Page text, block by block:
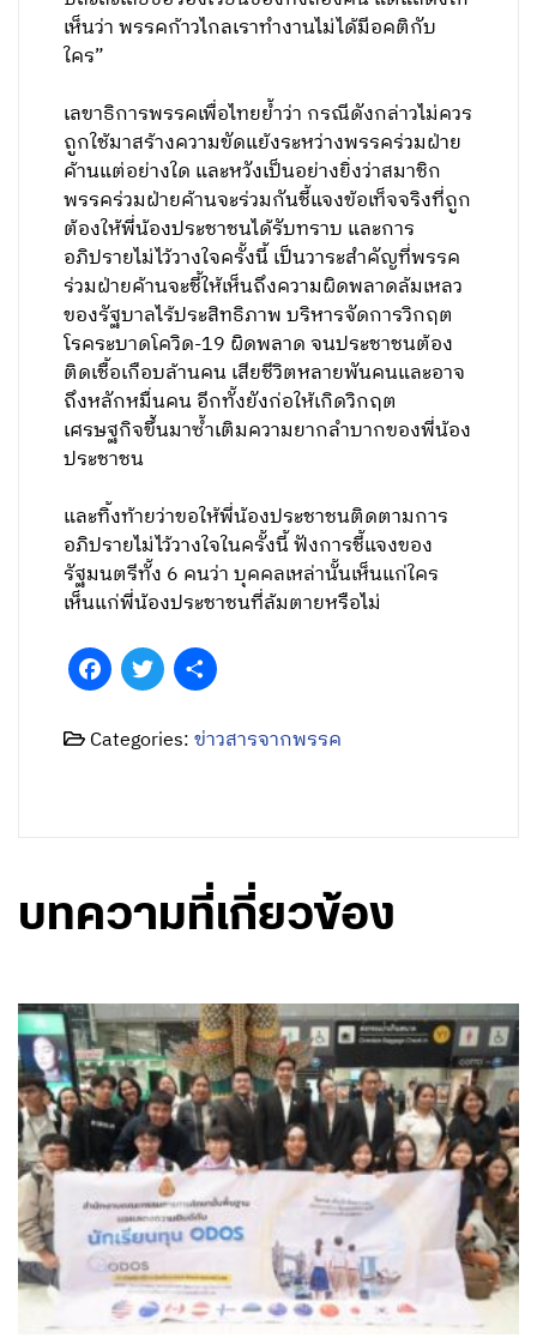
เห็นว่า พรรคก้าวไกลเราทำงานไม่ได้มีอคติกับ
ใคร”
เลขาธิการพรรคเพื่อไทยย้ำว่า กรณีดังกล่าวไม่ควร
ถูกใช้มาสร้างความขัดแย้งระหว่างพรรคร่วมฝ่าย
ค้านแต่อย่างใด และหวังเป็นอย่างยิ่งว่าสมาชิก
พรรคร่วมฝ่ายค้านจะร่วมกันชี้แจงข้อเท็จจริงที่ถูก
ต้องให้พี่น้องประชาชนได้รับทราบ และการ
อภิปรายไม่ไว้วางใจครั้งนี้ เป็นวาระสำคัญที่พรรค
ร่วมฝ่ายค้านจะชี้ให้เห็นถึงความผิดพลาดล้มเหลว
ของรัฐบาลไร้ประสิทธิภาพ บริหารจัดการวิกฤต
โรคระบาดโควิด-19 ผิดพลาด จนประชาชนต้อง
ติดเชื้อเกือบล้านคน เสียชีวิตหลายพันคนและอาจ
ถึงหลักหมื่นคน อีกทั้งยังก่อให้เกิดวิกฤต
เศรษฐกิจขึ้นมาซ้ำเติมความยากลำบากของพี่น้อง
ประชาชน
และทิ้งท้ายว่าขอให้พี่น้องประชาชนติดตามการ
อภิปรายไม่ไว้วางใจในครั้งนี้ ฟังการชี้แจงของ
รัฐมนตรีทั้ง 6 คนว่า บุคคลเหล่านั้นเห็นแก่ใคร
เห็นแก่พี่น้องประชาชนที่ล้มตายหรือไม่
FacebookTwitter
Categories:ข่าวสารจากพรรค
บทความที่เกี่ยวข้อง